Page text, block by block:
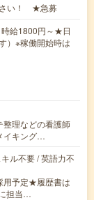
さい！ ★急募
給1800円～★日
）※稼働開始時は
理などの看護師
イキング…
ル不要 / 英語力不
用予定★履歴書は
担当…